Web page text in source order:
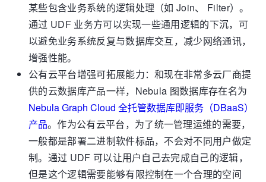
某些包含业务系统的逻辑处理（如 Join、 Filter）。
通过 UDF 业务方可以实现一些通用逻辑的下沉，可
以避免业务系统反复与数据库交互，减少网络通讯，
增强性能。
公有云平台增强可拓展能力：和现在非常多云厂商提
供的云数据库产品一样，Nebula 图数据库存在名为
Nebula Graph Cloud 全托管数据库即服务（DBaaS）
产品。作为公有云平台，为了统一管理运维的需要，
一般都是部署二进制软件标品，不会对不同用户做定
制。通过 UDF 可以让用户自己去完成自己的逻辑，
但是这个逻辑需要能够有限控制在一个合理的空间